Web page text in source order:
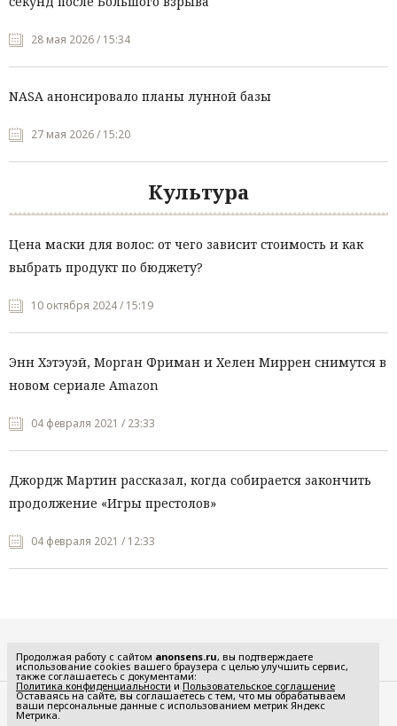
28 мая 2026 / 15:34
NASA анонсировало планы лунной базы
27 мая 2026 / 15:20
Культура
Цена маски для волос: от чего зависит стоимость и как
выбрать продукт по бюджету?
10 октября 2024 / 15:19
Энн Хэтэуэй, Морган Фриман и Хелен Миррен снимутся в
новом сериале Amazon
04 февраля 2021 / 23:33
Джордж Мартин рассказал, когда собирается закончить
продолжение «Игры престолов»
04 февраля 2021 / 12:33
Редакция
Реклама
Продолжая работу с сайтом anonsens.ru, вы подтверждаете
использование cookies вашего браузера с целью улучшить сервис,
также соглашаетесь с документами:
Политика конфиденциальности и Пользовательское соглашение
Оставаясь на сайте, вы соглашаетесь с тем, что мы обрабатываем
ваши персональные данные с использованием метрик Яндекс
Метрика.